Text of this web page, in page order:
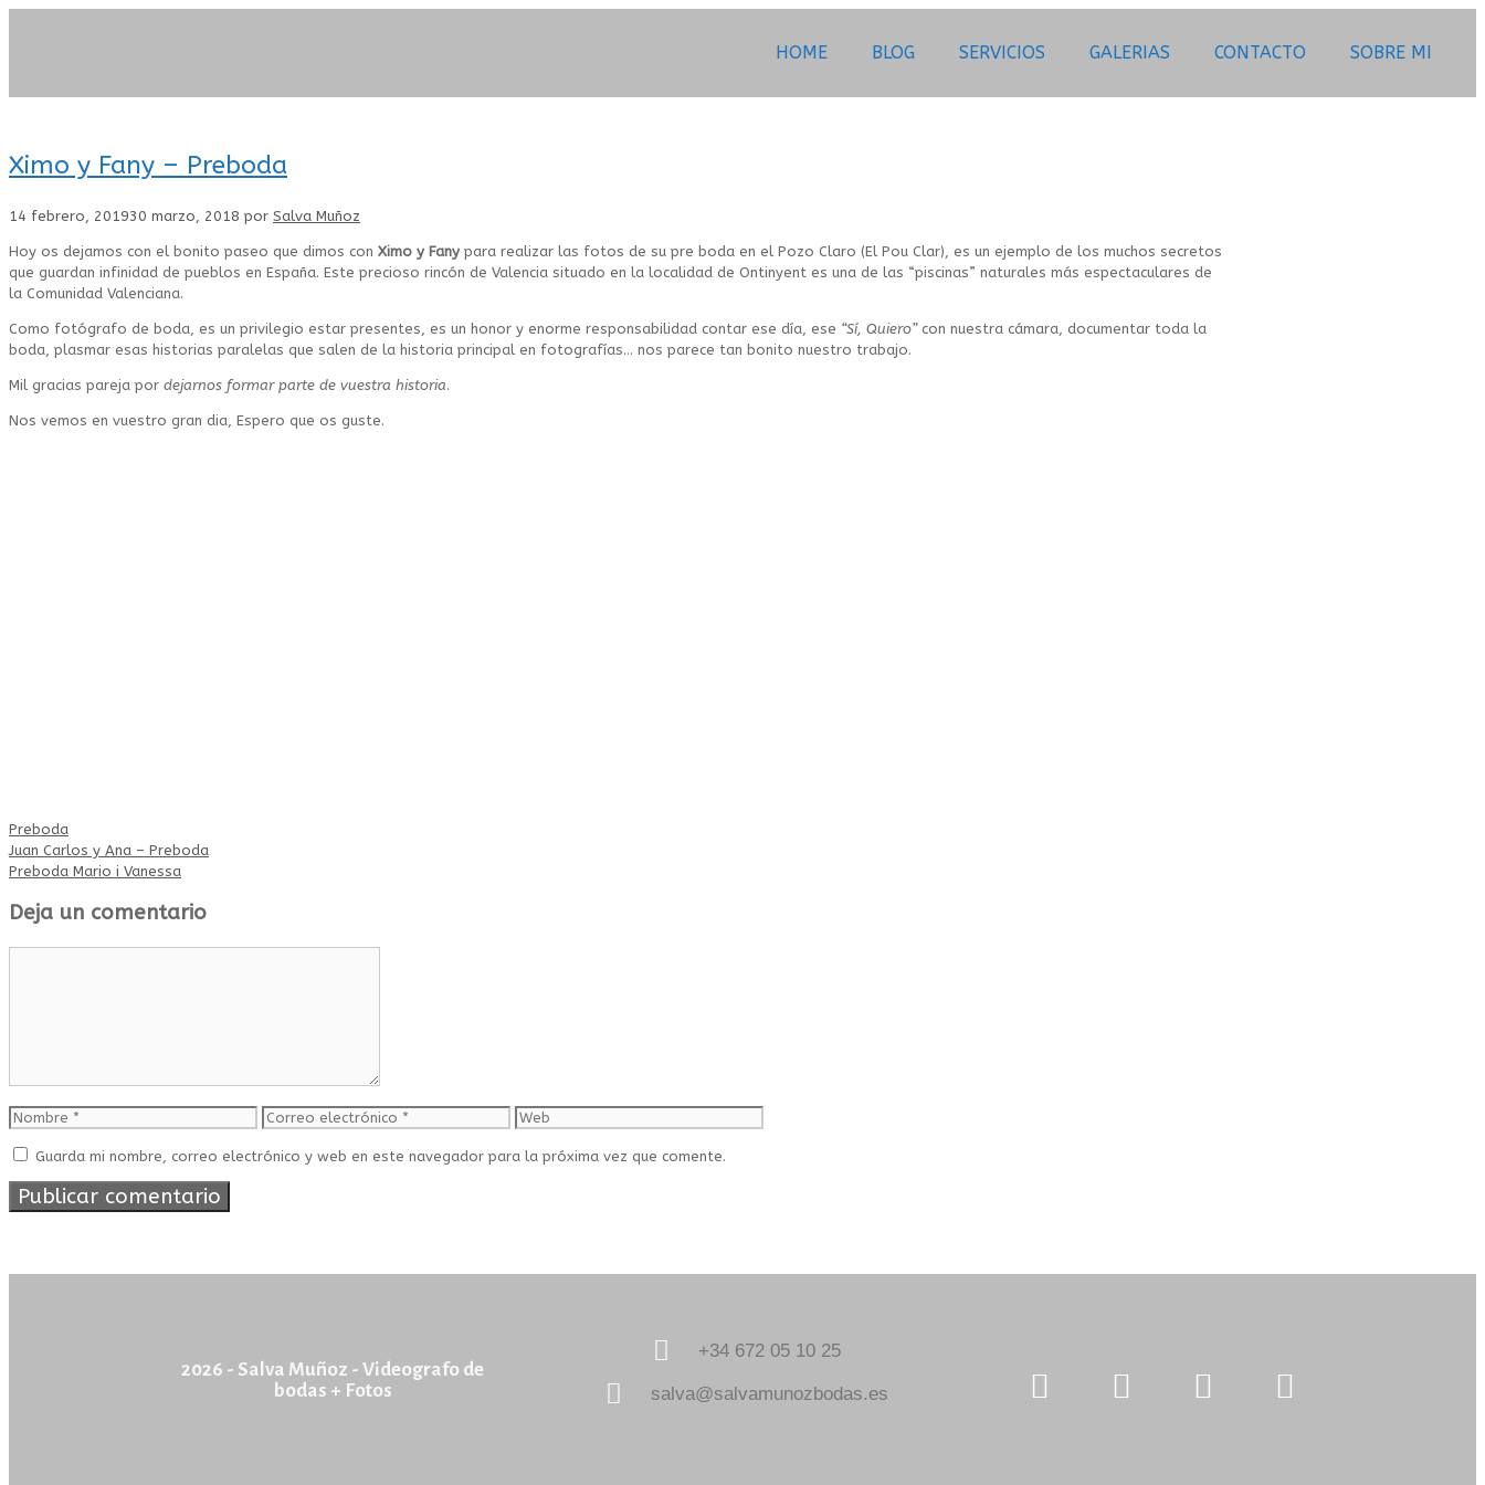
HOME BLOG SERVICIOS GALERIAS CONTACTO SOBRE MI
Ximo y Fany – Preboda
14 febrero, 201930 marzo, 2018 por Salva Muñoz
Hoy os dejamos con el bonito paseo que dimos con Ximo y Fany para realizar las fotos de su pre boda en el Pozo Claro (El Pou Clar), es un ejemplo de los muchos secretos
que guardan infinidad de pueblos en España. Este precioso rincón de Valencia situado en la localidad de Ontinyent es una de las “piscinas” naturales más espectaculares de
la Comunidad Valenciana.
Como fotógrafo de boda, es un privilegio estar presentes, es un honor y enorme responsabilidad contar ese día, ese “Sí, Quiero”con nuestra cámara, documentar toda la
boda, plasmar esas historias paralelas que salen de la historia principal en fotografías… nos parece tan bonito nuestro trabajo.
Mil gracias pareja por dejarnos formar parte de vuestra historia.
Nos vemos en vuestro gran dia, Espero que os guste.
Preboda
Juan Carlos y Ana – Preboda
Preboda Mario i Vanessa
Deja un comentario
Guarda mi nombre, correo electrónico y web en este navegador para la próxima vez que comente.
2026 - Salva Muñoz - Videografo de
bodas + Fotos
+34 672 05 10 25
salva@salvamunozbodas.es